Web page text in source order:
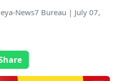
News7 Bureau | July 07,